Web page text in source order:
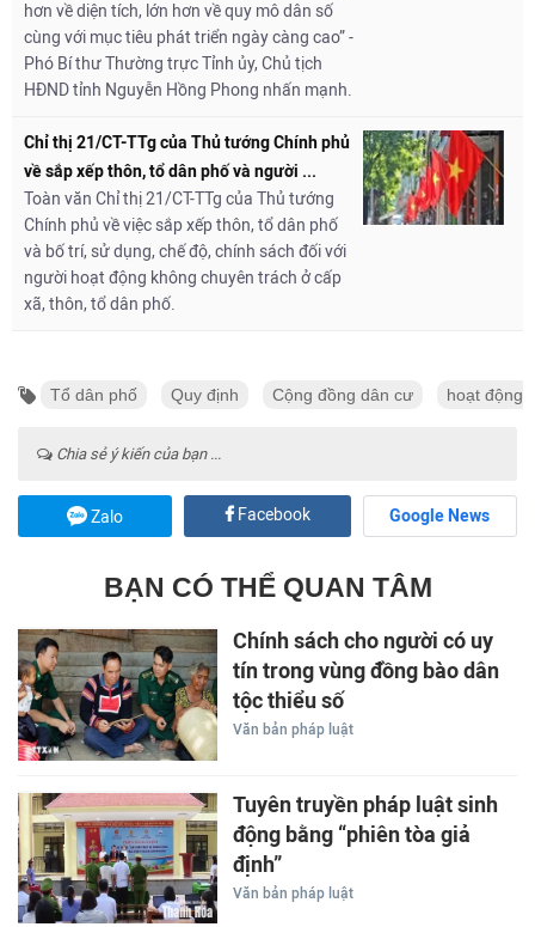
hơn về diện tích, lớn hơn về quy mô dân số
cùng với mục tiêu phát triển ngày càng cao” -
Phó Bí thư Thường trực Tỉnh ủy, Chủ tịch
HĐND tỉnh Nguyễn Hồng Phong nhấn mạnh.
Chỉ thị 21/CT-TTg của Thủ tướng Chính phủ
về sắp xếp thôn, tổ dân phố và người ...
Toàn văn Chỉ thị 21/CT-TTg của Thủ tướng
Chính phủ về việc sắp xếp thôn, tổ dân phố
và bố trí, sử dụng, chế độ, chính sách đối với
người hoạt động không chuyên trách ở cấp
xã, thôn, tổ dân phố.
Tổ dân phố Quy định Cộng đồng dân cư hoạt động
Chia sẻ ý kiến của bạn ...
Zalo Facebook Google News
BẠN CÓ THỂ QUAN TÂM
Chính sách cho người có uy
tín trong vùng đồng bào dân
tộc thiểu số
Văn bản pháp luật
Tuyên truyền pháp luật sinh
động bằng “phiên tòa giả
định”
Văn bản pháp luật